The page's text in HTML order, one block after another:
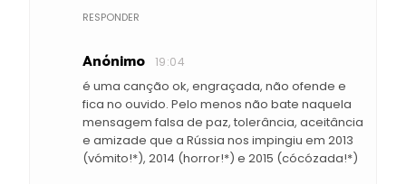
RESPONDER
Anónimo 19:04
é uma canção ok, engraçada, não ofende e
fica no ouvido. Pelo menos não bate naquela
mensagem falsa de paz, tolerância, aceitância
e amizade que a Rússia nos impingiu em 2013
(vómito!*), 2014 (horror!*) e 2015 (cócózada!*)